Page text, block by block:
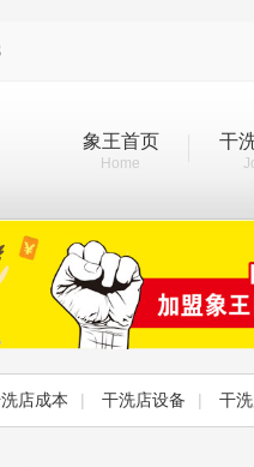
象王首页
Home
干
店成本 | 干洗店设备 | 干